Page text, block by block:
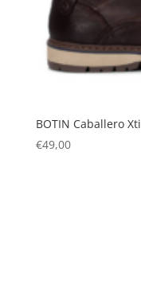
BOTIN Caballero Xti
€49,00